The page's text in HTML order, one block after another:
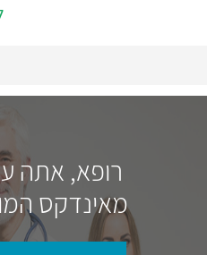
רופא, אתה
מאינדקס